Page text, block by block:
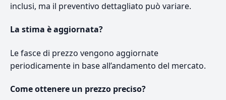
inclusi, ma il preventivo dettagliato può variare.
La stima è aggiornata?
Le fasce di prezzo vengono aggiornate
periodicamente in base all’andamento del mercato.
Come ottenere un prezzo preciso?